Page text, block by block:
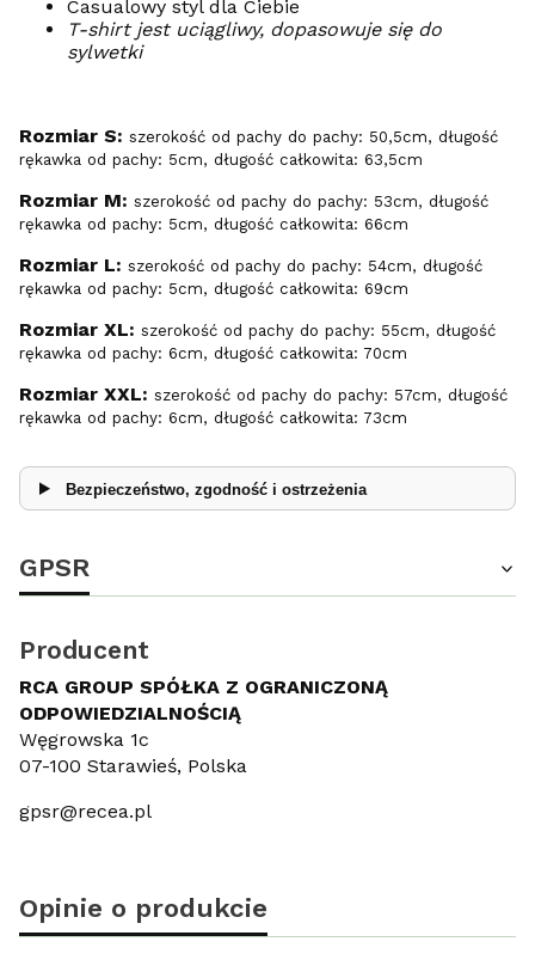
Casualowy styl dla Ciebie
T-shirt jest uciągliwy, dopasowuje się do
sylwetki
Rozmiar S: szerokość od pachy do pachy: 50,5cm, długość
rękawka od pachy: 5cm, długość całkowita: 63,5cm
Rozmiar M: szerokość od pachy do pachy: 53cm, długość
rękawka od pachy: 5cm, długość całkowita: 66cm
Rozmiar L: szerokość od pachy do pachy: 54cm, długość
rękawka od pachy: 5cm, długość całkowita: 69cm
Rozmiar XL: szerokość od pachy do pachy: 55cm, długość
rękawka od pachy: 6cm, długość całkowita: 70cm
Rozmiar XXL: szerokość od pachy do pachy: 57cm, długość
rękawka od pachy: 6cm, długość całkowita: 73cm
Bezpieczeństwo, zgodność i ostrzeżenia
GPSR
Producent
RCA GROUP SPÓŁKA Z OGRANICZONĄ
ODPOWIEDZIALNOŚCIĄ
Węgrowska 1c
07-100 Starawieś, Polska
gpsr@recea.pl
Opinie o produkcie